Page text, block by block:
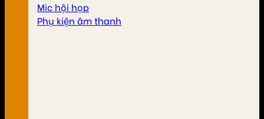
Mic hội họp
Phụ kiện âm thanh